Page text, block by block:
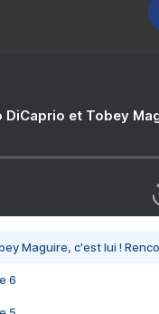
DiCaprio et Tobey
Maguire, c'est lui !
6